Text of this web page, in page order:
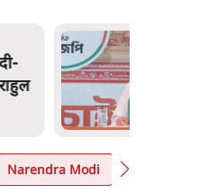
Narendra Modi